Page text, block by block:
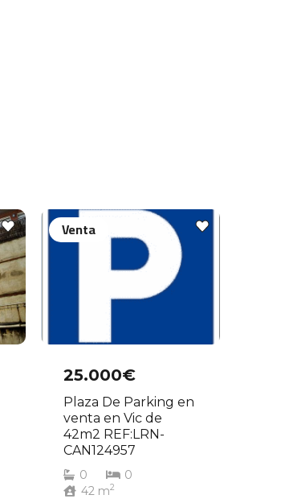
25.000€
Plaza De Parking en
venta en Vic de
42m2 REF:LRN-
CAN124957
0
0
42m2
Venta